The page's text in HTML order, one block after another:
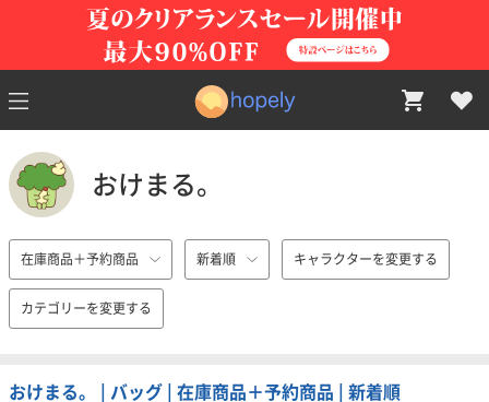
おけまる。
在庫商品＋予約商品 新着順 キャラクターを変更する
カテゴリーを変更する
おけまる。 | バッグ | 在庫商品＋予約商品 | 新着順